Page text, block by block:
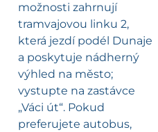
možnosti zahrnují
tramvajovou linku 2,
která jezdí podél Dunaje
a poskytuje nádherný
výhled na město;
vystupte na zastávce
„Váci út“. Pokud
preferujete autobus,